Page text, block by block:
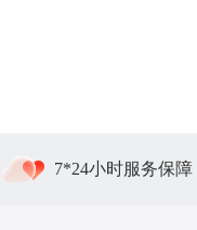
7*24小时服务保障